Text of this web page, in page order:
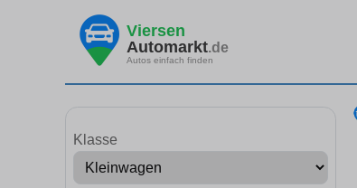
Viersen
Automarkt.de
Autos einfach finden
Klasse